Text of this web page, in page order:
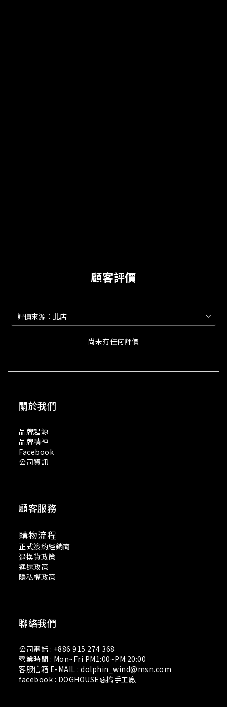
顧客評價
尚未有任何評價
關於我們
品牌起源
品牌精神
Facebook
公司資訊
顧客服務
購物流程
正式簽約經銷商
退換貨政策
運送政策
隱私權政策
聯絡我們
公司電話 : +886 915 274 368
營業時間 : Mon~Fri PM1:00~PM:20:00
客服信箱 E-MAIL : dolphin_wind@msn.com
facebook : DOGHOUSE惡搞手工廠